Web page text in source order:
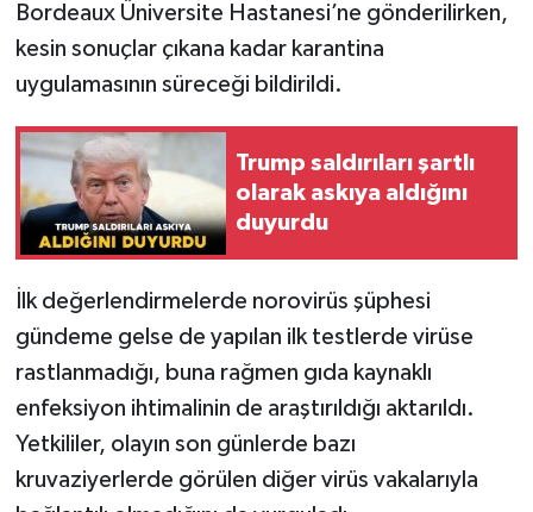
Bordeaux Üniversite Hastanesi’ne gönderilirken,
kesin sonuçlar çıkana kadar karantina
uygulamasının süreceği bildirildi.
Trump saldırıları şartlı
olarak askıya aldığını
duyurdu
İlk değerlendirmelerde norovirüs şüphesi
gündeme gelse de yapılan ilk testlerde virüse
rastlanmadığı, buna rağmen gıda kaynaklı
enfeksiyon ihtimalinin de araştırıldığı aktarıldı.
Yetkililer, olayın son günlerde bazı
kruvaziyerlerde görülen diğer virüs vakalarıyla